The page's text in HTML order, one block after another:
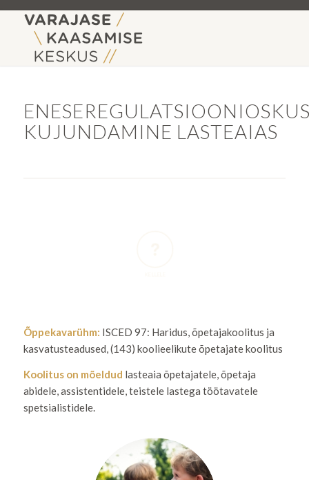
KUJUNDAMINE LASTEAIAS
Õppekavarühm: ISCED 97: Haridus, õpetajakoolitus ja
kasvatusteadused, (143) koolieelikute õpetajate koolitus
Koolitus on mõeldud lasteaia õpetajatele, õpetaja
abidele, assistentidele, teistele lastega töötavatele
spetsialistidele.